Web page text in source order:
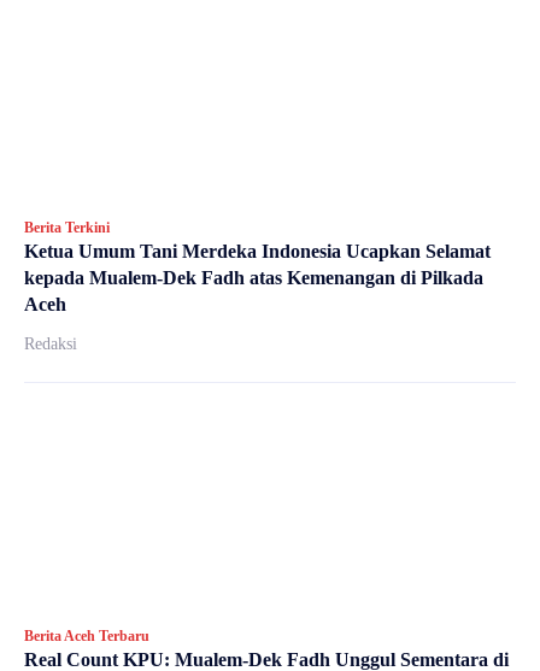
Berita Terkini
Ketua Umum Tani Merdeka Indonesia Ucapkan Selamat
kepada Mualem-Dek Fadh atas Kemenangan di Pilkada
Aceh
Redaksi
Berita Aceh Terbaru
Real Count KPU: Mualem-Dek Fadh Unggul Sementara di